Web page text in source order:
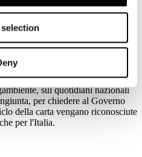
sui quotidiani nazionali
per chiedere al Governo
della carta vengano riconosciute
per l'Italia.